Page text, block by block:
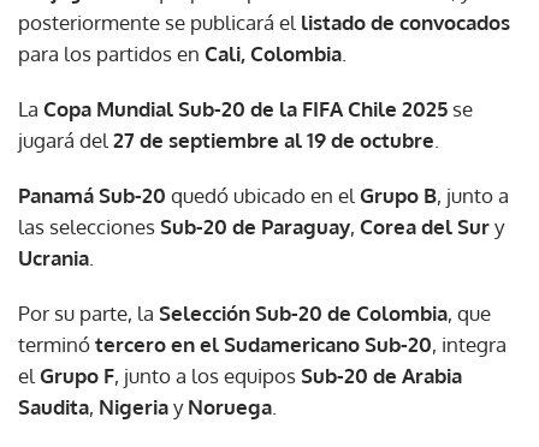
posteriormente se publicará el listado de convocados
para los partidos en Cali, Colombia
La Copa Mundial Sub-20 de la FIFA Chile 2025 se
jugará del 27 de septiembre al 19 de octubre
Panamá Sub-20 quedó ubicado en el Grupo B, junto a
las seleccionesSub-20 de Paraguay, Corea del Sury
Ucrania
Por su parte, la Selección Sub-20 de Colombia, que
terminótercero en el Sudamericano Sub-20, integra
el Grupo F, junto a los equiposSub-20 de Arabia
Saudita, NigeriayNoruega